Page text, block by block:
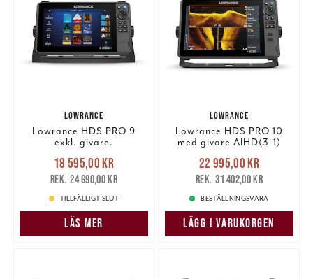
LOWRANCE
Lowrance HDS PRO 9
exkl. givare.
Nuvarande pris
18 595,00 krTidigare pris
24 690,00 kr
18 595,00 kr
24 690,00 kr
TILLFÄLLIGT SLUT
LÄS MER
LOWRANCE
Lowrance HDS PRO 10
med givare AIHD(3-1)
Nuvarande pris
22 995,00 krTidigare pris
31 402,00 kr
22 995,00 kr
31 402,00 kr
BESTÄLLNINGSVARA
LÄGG I VARUKORGEN